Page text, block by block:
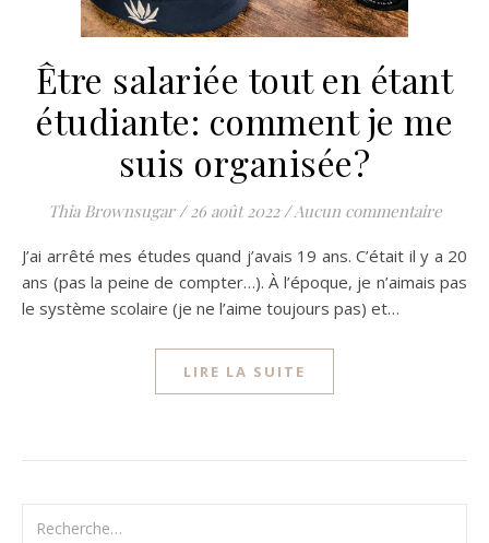
Être salariée tout en étant
étudiante: comment je me
suis organisée?
Thia Brownsugar / 26 août 2022 /Aucun commentaire
J’ai arrêté mes études quand j’avais 19 ans. C’était il y a 20
ans (pas la peine de compter…). À l’époque, je n’aimais pas
le système scolaire (je ne l’aime toujours pas) et…
LIRE LA SUITE